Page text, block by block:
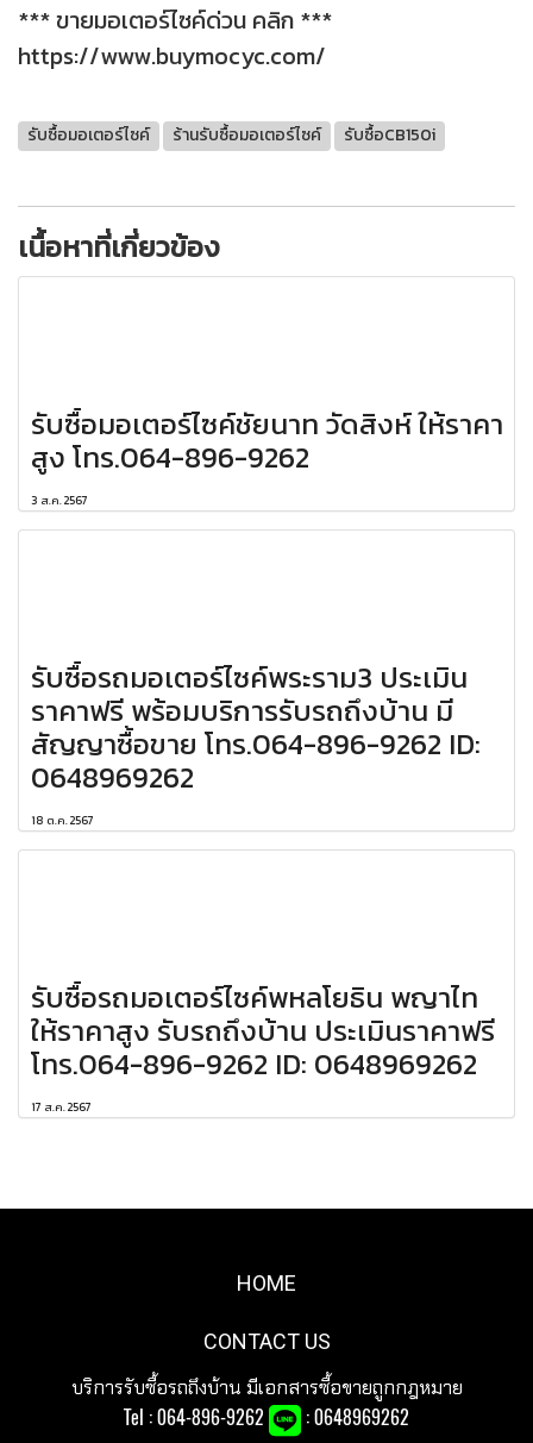
*** ขายมอเตอร์ไซค์ด่วน คลิก ***
https://www.buymocyc.com/
รับซื้อมอเตอร์ไซค์ ร้านรับซื้อมอเตอร์ไซค์ รับซื้อCB150i
เนื้อหาที่เกี่ยวข้อง
รับซื้อมอเตอร์ไซค์ชัยนาท วัดสิงห์ ให้ราคา
สูง โทร.064-896-9262
3 ส.ค. 2567
รับซื้อรถมอเตอร์ไซค์พระราม3 ประเมิน
ราคาฟรี พร้อมบริการรับรถถึงบ้าน มี
สัญญาซื้อขาย โทร.064-896-9262 ID:
0648969262
18 ต.ค. 2567
รับซื้อรถมอเตอร์ไซค์พหลโยธิน พญาไท
ให้ราคาสูง รับรถถึงบ้าน ประเมินราคาฟรี
โทร.064-896-9262 ID: 0648969262
17 ส.ค. 2567
HOME
CONTACT US
บริการรับซื้อรถถึงบ้าน มีเอกสารซื้อขายถูกกฎหมาย
Tel : 064-896-9262 : 0648969262